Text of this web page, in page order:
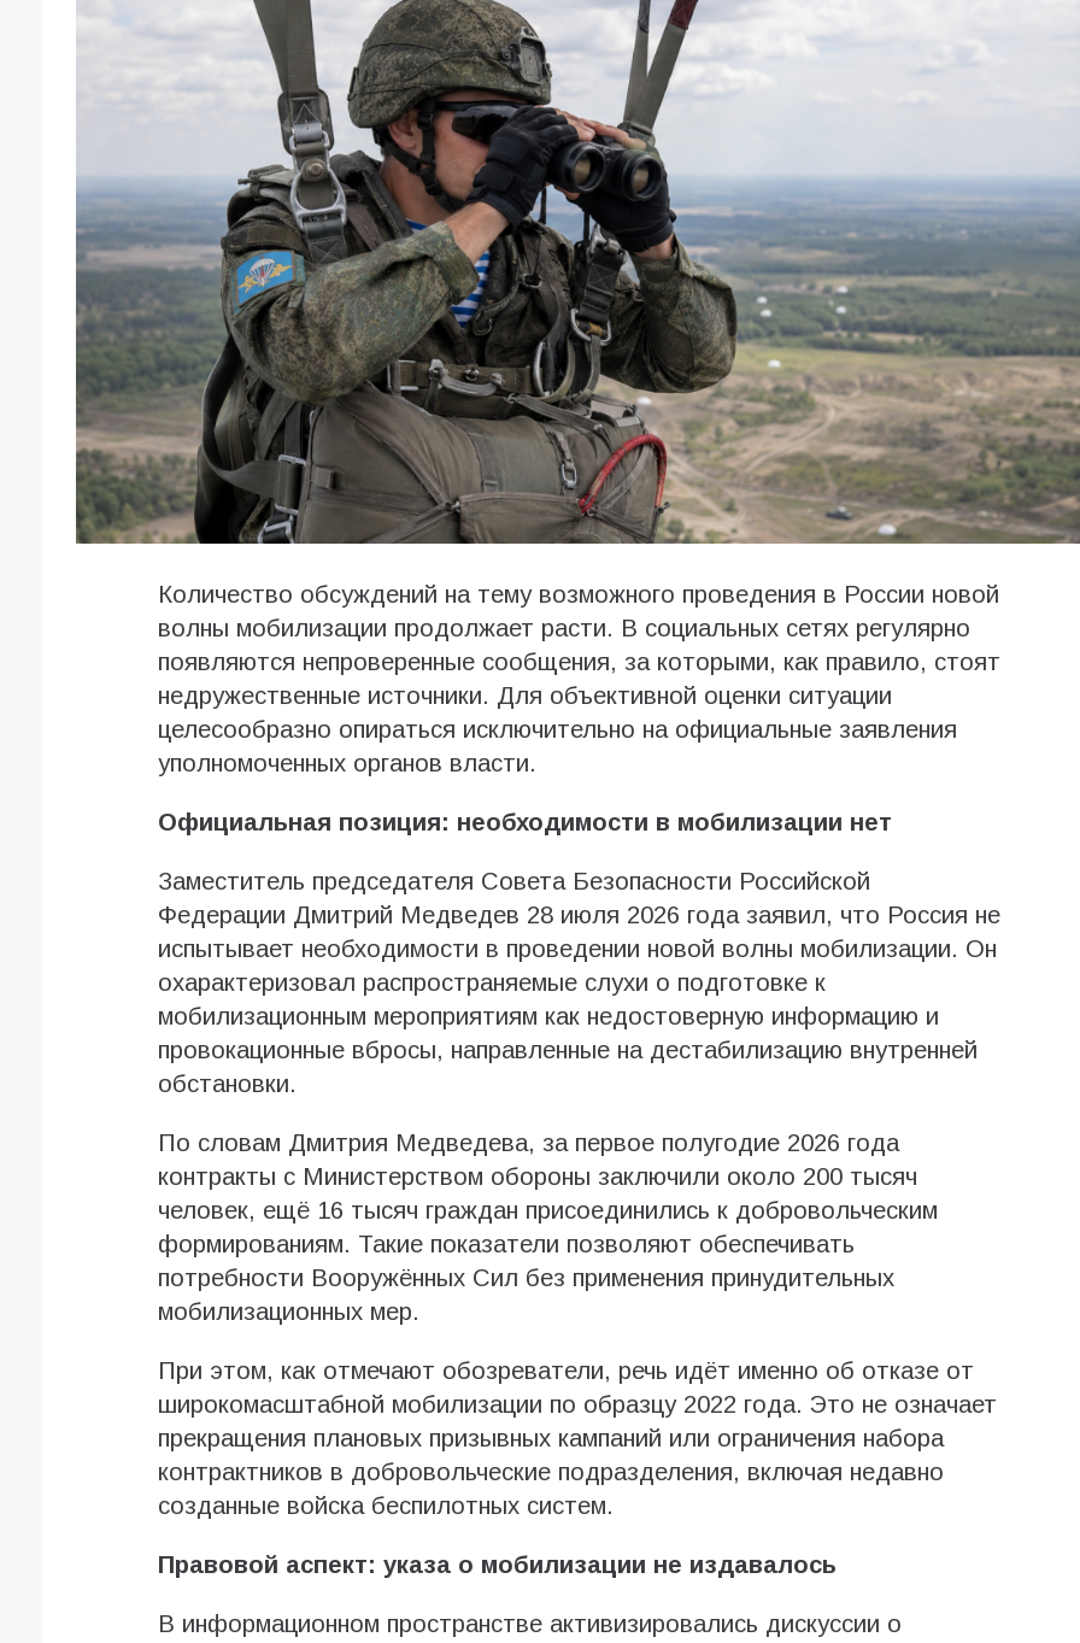
Количество обсуждений на тему возможного проведения в России новой
волны мобилизации продолжает расти. В социальных сетях регулярно
появляются непроверенные сообщения, за которыми, как правило, стоят
недружественные источники. Для объективной оценки ситуации
целесообразно опираться исключительно на официальные заявления
уполномоченных органов власти.
Официальная позиция: необходимости в мобилизации нет
Заместитель председателя Совета Безопасности Российской
Федерации Дмитрий Медведев 28 июля 2026 года заявил, что Россия не
испытывает необходимости в проведении новой волны мобилизации. Он
охарактеризовал распространяемые слухи о подготовке к
мобилизационным мероприятиям как недостоверную информацию и
провокационные вбросы, направленные на дестабилизацию внутренней
обстановки.
По словам Дмитрия Медведева, за первое полугодие 2026 года
контракты с Министерством обороны заключили около 200 тысяч
человек, ещё 16 тысяч граждан присоединились к добровольческим
формированиям. Такие показатели позволяют обеспечивать
потребности Вооружённых Сил без применения принудительных
мобилизационных мер.
При этом, как отмечают обозреватели, речь идёт именно об отказе от
широкомасштабной мобилизации по образцу 2022 года. Это не означает
прекращения плановых призывных кампаний или ограничения набора
контрактников в добровольческие подразделения, включая недавно
созданные войска беспилотных систем.
Правовой аспект: указа о мобилизации не издавалось
В информационном пространстве активизировались дискуссии о